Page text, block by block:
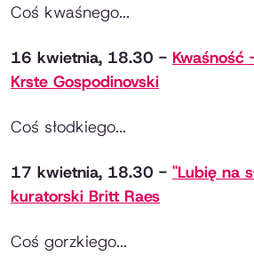
Coś kwaśnego...
16 kwietnia, 18.30 - Kwaśność
Krste Gospodinovski
Coś słodkiego...
17 kwietnia, 18.30 - "Lubię na
kuratorski Britt Raes
Coś gorzkiego...